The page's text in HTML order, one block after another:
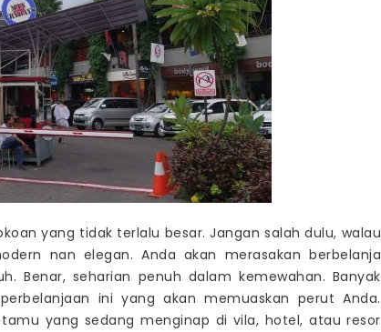
yang tidak terlalu besar. Jangan salah dulu, walau
nan elegan. Anda akan merasakan berbelanja
Benar, seharian penuh dalam kemewahan. Banyak
ini yang akan memuaskan perut Anda.
yang sedang menginap di vila, hotel, atau resor